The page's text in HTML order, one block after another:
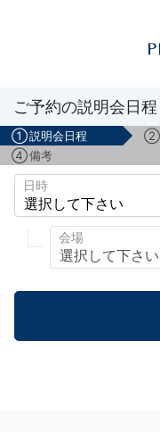
船
ご予約の説明会日程
①説明会日程 ②
④備考
日時
会場